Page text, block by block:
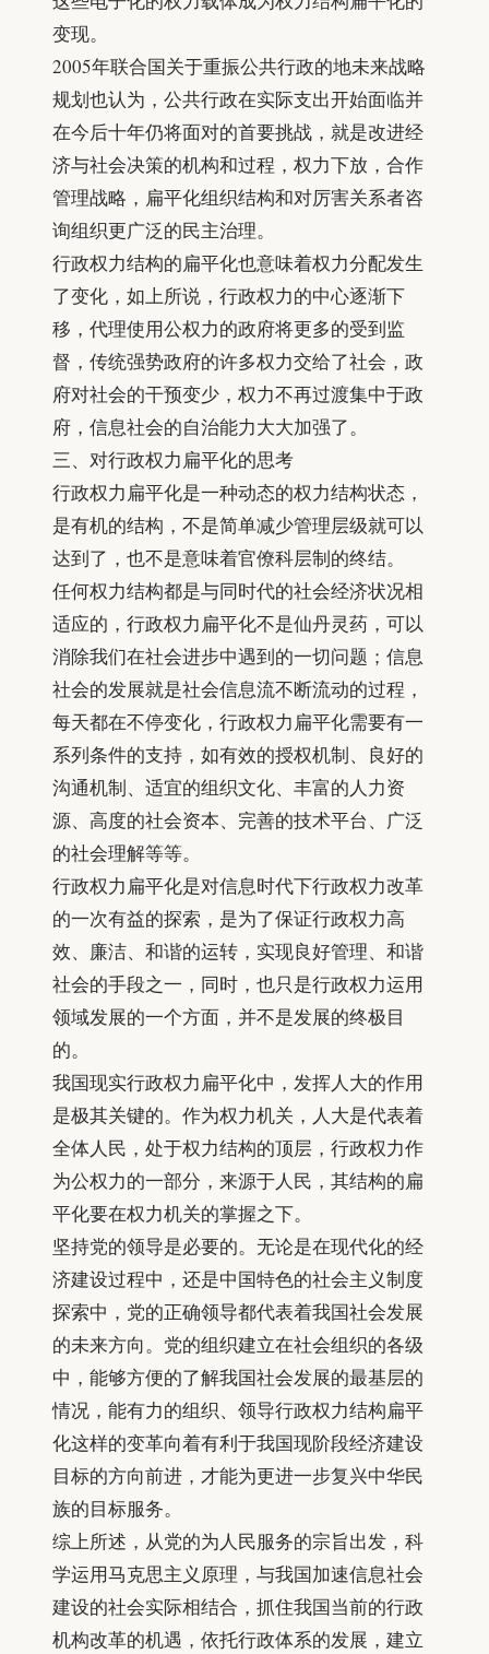
变现。
2005年联合国关于重振公共行政的地未来战略
规划也认为，公共行政在实际支出开始面临并
在今后十年仍将面对的首要挑战，就是改进经
济与社会决策的机构和过程，权力下放，合作
管理战略，扁平化组织结构和对厉害关系者咨
询组织更广泛的民主治理。
行政权力结构的扁平化也意味着权力分配发生
了变化，如上所说，行政权力的中心逐渐下
移，代理使用公权力的政府将更多的受到监
督，传统强势政府的许多权力交给了社会，政
府对社会的干预变少，权力不再过渡集中于政
府，信息社会的自治能力大大加强了。
三、对行政权力扁平化的思考
行政权力扁平化是一种动态的权力结构状态，
是有机的结构，不是简单减少管理层级就可以
达到了，也不是意味着官僚科层制的终结。
任何权力结构都是与同时代的社会经济状况相
适应的，行政权力扁平化不是仙丹灵药，可以
消除我们在社会进步中遇到的一切问题；信息
社会的发展就是社会信息流不断流动的过程，
每天都在不停变化，行政权力扁平化需要有一
系列条件的支持，如有效的授权机制、良好的
沟通机制、适宜的组织文化、丰富的人力资
源、高度的社会资本、完善的技术平台、广泛
的社会理解等等。
行政权力扁平化是对信息时代下行政权力改革
的一次有益的探索，是为了保证行政权力高
效、廉洁、和谐的运转，实现良好管理、和谐
社会的手段之一，同时，也只是行政权力运用
领域发展的一个方面，并不是发展的终极目
的。
我国现实行政权力扁平化中，发挥人大的作用
是极其关键的。作为权力机关，人大是代表着
全体人民，处于权力结构的顶层，行政权力作
为公权力的一部分，来源于人民，其结构的扁
平化要在权力机关的掌握之下。
坚持党的领导是必要的。无论是在现代化的经
济建设过程中，还是中国特色的社会主义制度
探索中，党的正确领导都代表着我国社会发展
的未来方向。党的组织建立在社会组织的各级
中，能够方便的了解我国社会发展的最基层的
情况，能有力的组织、领导行政权力结构扁平
化这样的变革向着有利于我国现阶段经济建设
目标的方向前进，才能为更进一步复兴中华民
族的目标服务。
综上所述，从党的为人民服务的宗旨出发，科
学运用马克思主义原理，与我国加速信息社会
建设的社会实际相结合，抓住我国当前的行政
机构改革的机遇，依托行政体系的发展，建立